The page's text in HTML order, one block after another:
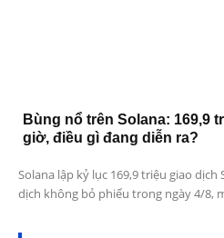
Bùng nổ trên Solana: 169,9
giờ, điều gì đang diễn ra?
Solana lập kỷ lục 169,9 triệu giao dịch
dịch không bỏ phiếu trong ngày 4/8,